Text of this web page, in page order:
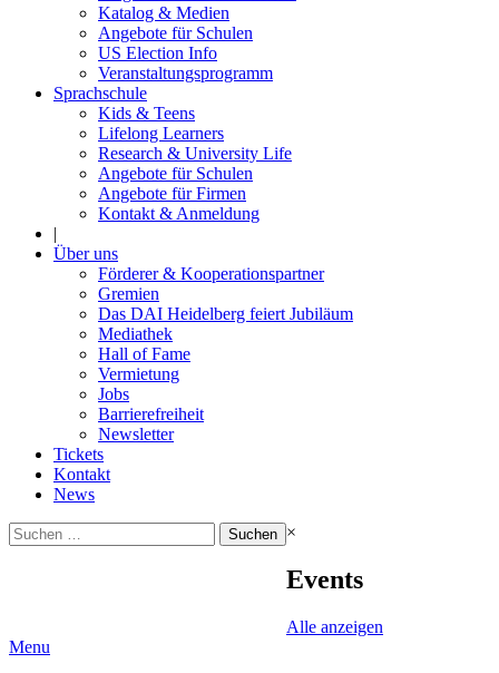
Katalog & Medien
Angebote für Schulen
US Election Info
Veranstaltungsprogramm
Sprachschule
Kids & Teens
Lifelong Learners
Research & University Life
Angebote für Schulen
Angebote für Firmen
Kontakt & Anmeldung
|
Über uns
Förderer & Kooperationspartner
Gremien
Das DAI Heidelberg feiert Jubiläum
Mediathek
Hall of Fame
Vermietung
Jobs
Barrierefreiheit
Newsletter
Tickets
Kontakt
News
Suchen
nach:
×
Events
Alle anzeigen
Menu